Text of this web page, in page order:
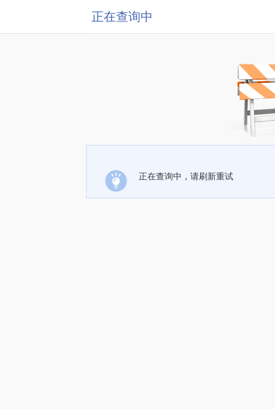
正在查询中
正在查询中，请刷新重试